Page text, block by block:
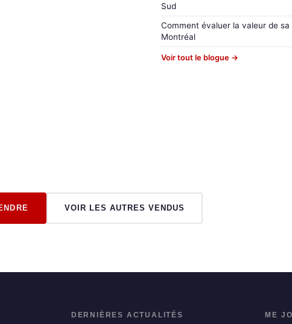
Sud
Comment évaluer la valeur de
Montréal
Voir tout le blogue →
VOIR LES AUTRES VENDUS
DERNIÈRES ACTUALITÉS ME